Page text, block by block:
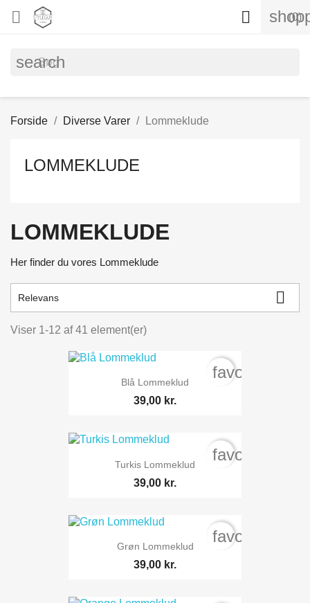
 (0)

search
Forside Diverse Varer Lommeklude
LOMMEKLUDE
LOMMEKLUDE
Her finder du vores Lommeklude
Relevans 
Viser 1-12 af 41 element(er)
Blå Lommeklud
39,00 kr.
Turkis Lommeklud
39,00 kr.
Grøn Lommeklud
39,00 kr.